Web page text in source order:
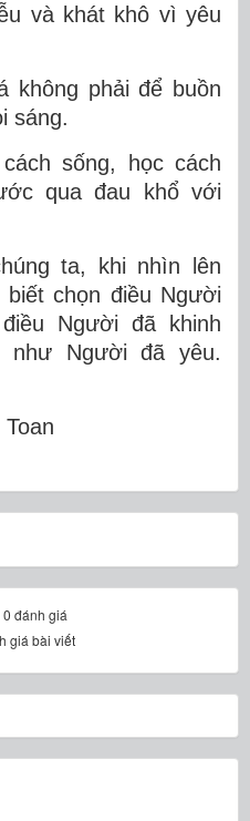
và khát khô vì yêu
không phải để buồn
sáng.
sống, học cách
qua đau khổ với
ta, khi nhìn lên
chọn điều Người
Người đã khinh
Người đã yêu.
đánh giá
giá bài viết